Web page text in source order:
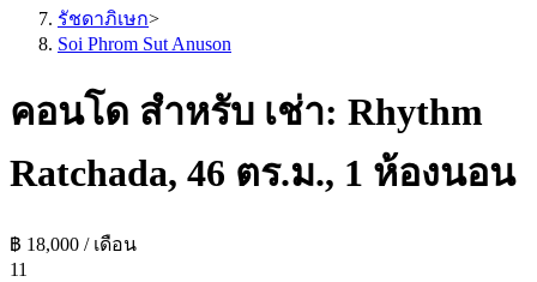
รัชดาภิเษก>
Soi Phrom Sut Anuson
คอนโด สำหรับ เช่า: Rhythm
Ratchada, 46 ตร.ม., 1 ห้องนอน
฿ 18,000 / เดือน
11